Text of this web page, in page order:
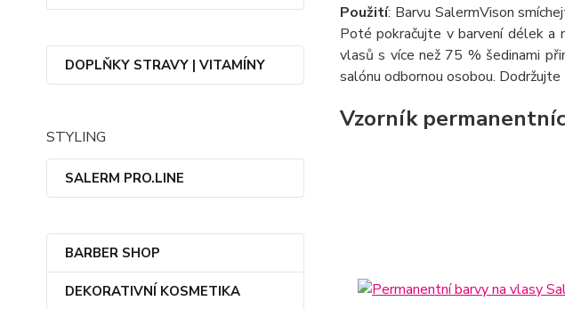
DOPLŇKY STRAVY | VITAMÍNY
STYLING
SALERM PRO.LINE
BARBER SHOP
DEKORATIVNÍ KOSMETIKA
Použití: Barvu SalermVison
Poté pokračujte v barvení délek a
vlasů s více než 75 % šedinami
salónu odbornou osobou.
Vzorník